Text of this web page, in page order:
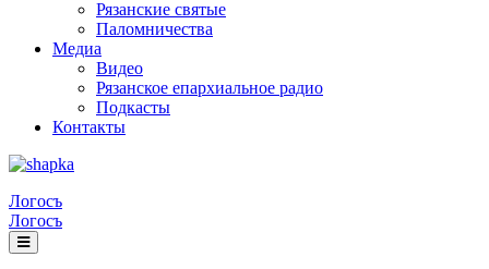
Рязанские святые
Паломничества
Медиа
Видео
Рязанское епархиальное радио
Подкасты
Контакты
Логосъ
Логосъ